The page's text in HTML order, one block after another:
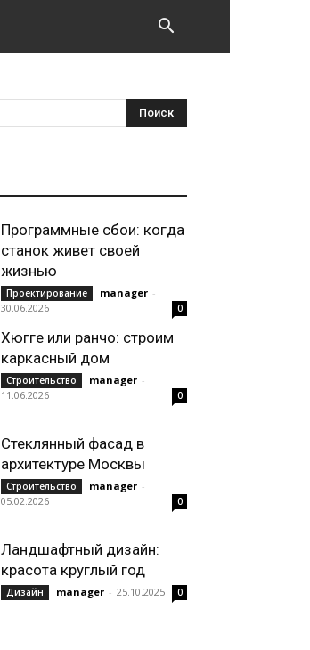
Программные сбои: когда
станок живет своей
жизнью
Проектирование manager -
30.06.2026
0
Хюгге или ранчо: строим
каркасный дом
Строительство manager -
11.06.2026
0
Стеклянный фасад в
архитектуре Москвы
Строительство manager -
05.02.2026
0
Ландшафтный дизайн:
красота круглый год
Дизайн manager - 25.10.2025 0